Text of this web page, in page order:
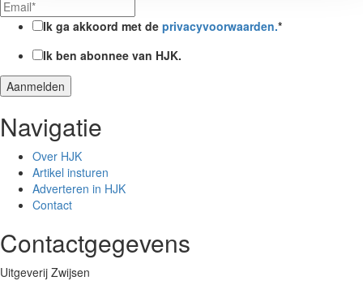
Ik ga akkoord met de privacyvoorwaarden.*
Ik ben abonnee van HJK.
Navigatie
Over HJK
Artikel insturen
Adverteren in HJK
Contact
Contactgegevens
Uitgeverij Zwijsen